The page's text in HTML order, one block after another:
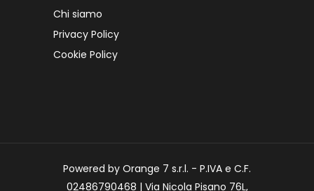
Chi siamo
Privacy Policy
Cookie Policy
Powered by Orange 7 s.r.l. - P.IVA e C.F.
02486790468 | Via Nicola Pisano 76L,